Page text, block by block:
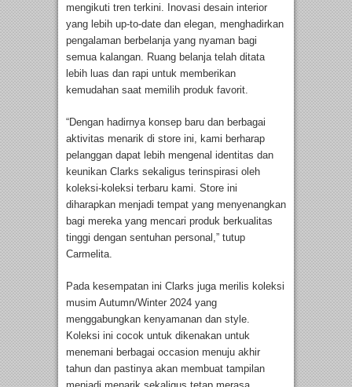
mengikuti tren terkini. Inovasi desain interior
yang lebih up-to-date dan elegan, menghadirkan
pengalaman berbelanja yang nyaman bagi
semua kalangan. Ruang belanja telah ditata
lebih luas dan rapi untuk memberikan
kemudahan saat memilih produk favorit.
“Dengan hadirnya konsep baru dan berbagai
aktivitas menarik di store ini, kami berharap
pelanggan dapat lebih mengenal identitas dan
keunikan Clarks sekaligus terinspirasi oleh
koleksi-koleksi terbaru kami. Store ini
diharapkan menjadi tempat yang menyenangkan
bagi mereka yang mencari produk berkualitas
tinggi dengan sentuhan personal,” tutup
Carmelita.
Pada kesempatan ini Clarks juga merilis koleksi
musim Autumn/Winter 2024 yang
menggabungkan kenyamanan dan style.
Koleksi ini cocok untuk dikenakan untuk
menemani berbagai occasion menuju akhir
tahun dan pastinya akan membuat tampilan